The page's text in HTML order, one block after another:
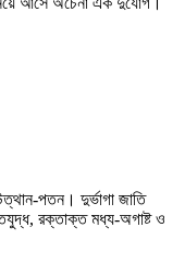
পতন। দুর্ভাগা জাতি
রক্তাক্ত মধ্য-অগাষ্ট ও